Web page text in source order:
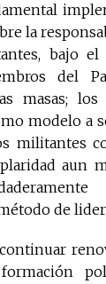
la
bajo
del
masas;
modelo a
militantes
aun
de